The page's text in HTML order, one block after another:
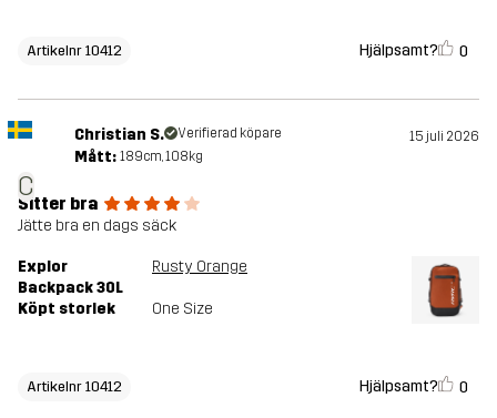
Artikelnr 10412 Hjälpsamt? 0
C
Christian S. Verifierad köpare 15 juli 2026
Mått: 189cm, 108kg
Sitter bra
Jätte bra en dags säck
Explor
Backpack 30L
Rusty Orange
Köpt storlek One Size
Artikelnr 10412 Hjälpsamt? 0